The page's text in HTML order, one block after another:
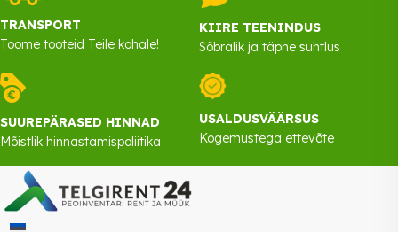
TRANSPORT
Toome tooteid Teile kohale!
KIIRE TEENINDUS
Sõbralik ja täpne suhtlus
SUUREPÄRASED HINNAD
Mõistlik hinnastamispoliitika
USALDUSVÄÄRSUS
Kogemustega ettevõte